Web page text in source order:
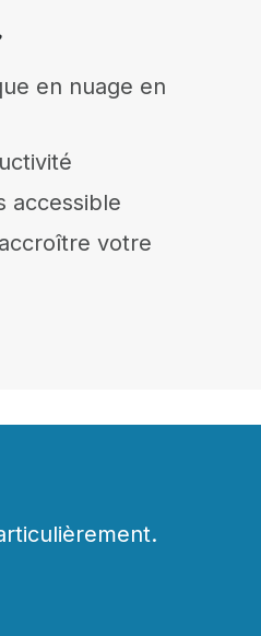
en nuage en
accessible
votre